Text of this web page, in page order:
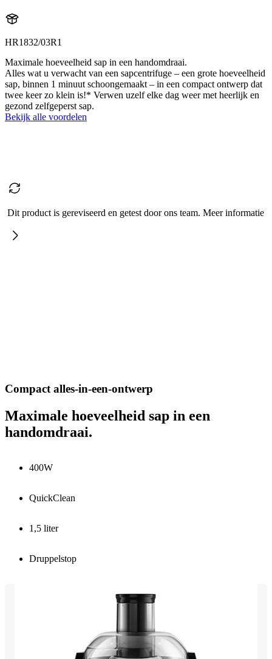
HR1832/03R1
Maximale hoeveelheid sap in een handomdraai.
Alles wat u verwacht van een sapcentrifuge – een grote hoeveelheid
sap, binnen 1 minuut schoongemaakt – in een compact ontwerp dat
twee keer zo klein is!* Verwen uzelf elke dag weer met heerlijk en
gezond zelfgeperst sap.
Bekijk alle voordelen
Dit product is gereviseerd en getest door ons team. Meer informatie
Compact alles-in-een-ontwerp
Maximale hoeveelheid sap in een
handomdraai.
400W
QuickClean
1,5 liter
Druppelstop